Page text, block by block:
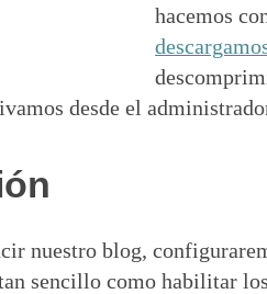
hacemos
desde el
nuestro blog,
sencillo como habilitar